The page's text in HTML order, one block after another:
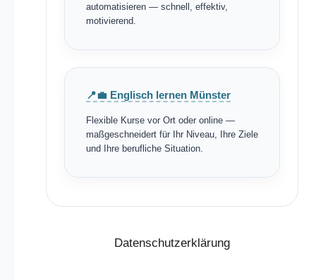
automatisieren — schnell, effektiv,
motivierend.
📍💼 Englisch lernen Münster
Flexible Kurse vor Ort oder online —
maßgeschneidert für Ihr Niveau, Ihre Ziele
und Ihre berufliche Situation.
Datenschutzerklärung